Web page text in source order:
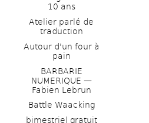
10 ans
Atelier parlé de
traduction
Autour d'un four à
pain
BARBARIE
NUMERIQUE —
Fabien Lebrun
Battle Waacking
bimestriel gratuit